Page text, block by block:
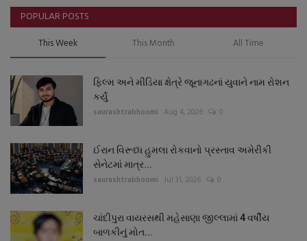
POPULAR POSTS
This Week This Month All Time
ફિલ્મ અને મીડિયા ક્ષેત્રે જૂનાગઢનાં યુવાને નામ રોશન
કર્યું
saurashtrabhoomi Aug 4, 2026 0
ઈરાન વિરૂધ્ધ હુમલા રોકવાનો પ્રસ્તાવ અમેરીકી
સેનેટમાં માત્ર...
saurashtrabhoomi Jul 31, 2026 0
ચાંદીપુરા વાયરસથી મહેસાણા જીલ્લામાં 4 વર્ષીય
બાળકીનું મોત...